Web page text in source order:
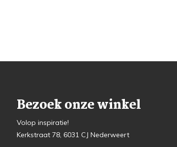
Bezoek onze winkel
Volop inspiratie!
Kerkstraat 78, 6031 CJ Nederweert